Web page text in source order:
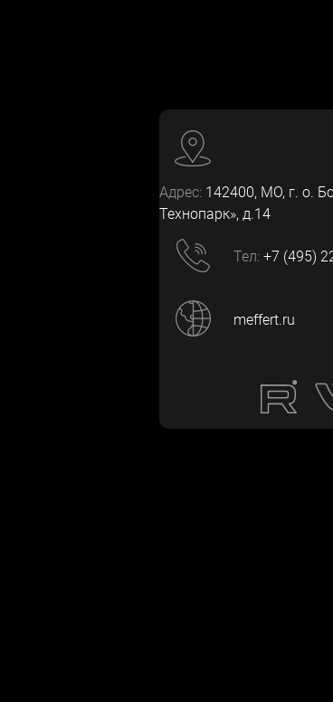
Адрес: 142400, МО, г. о.
Технопарк», д.14
Тел: +7 (495)
meffert.ru